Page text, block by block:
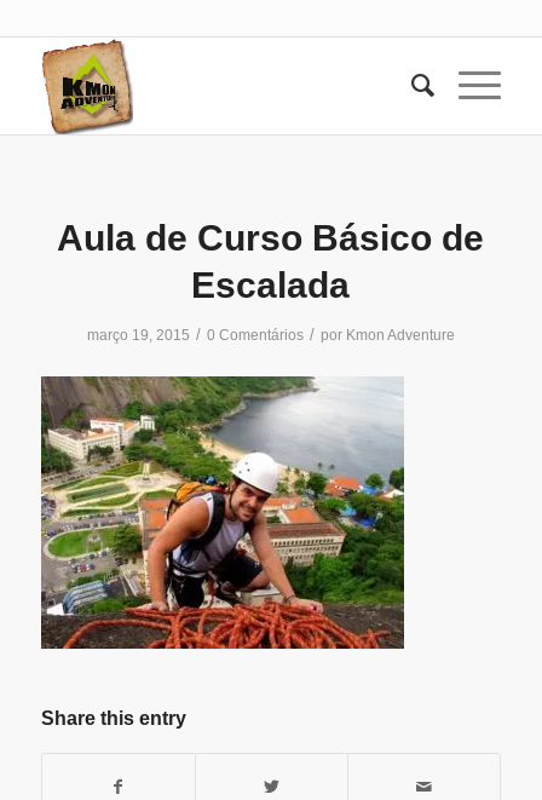
Aula de Curso Básico de
Escalada
março 19, 2015 / 0 Comentários / por Kmon Adventure
Share this entry